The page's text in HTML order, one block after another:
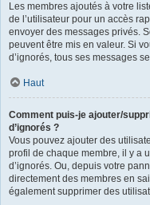
Les membres ajoutés à votre
de l’utilisateur pour un accès
envoyer des messages privés.
peuvent être mis en valeur. Si
d’ignorés, tous ses messages
Haut
Comment puis-je ajouter/
d’ignorés ?
Vous pouvez ajouter des
profil de chaque membre, il y a
d’ignorés. Ou, depuis votre
directement des membres en
également supprimer des